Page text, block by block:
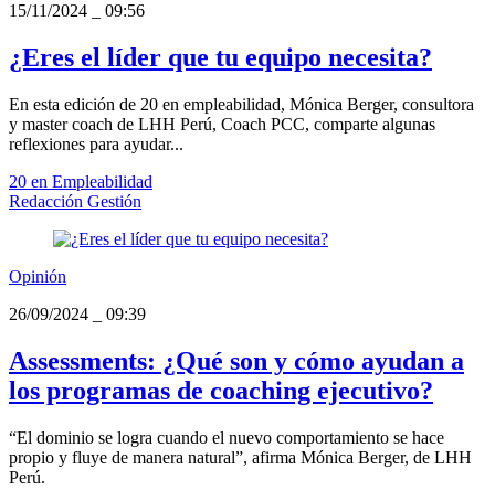
15/11/2024 09:56
¿Eres el líder que tu equipo necesita?
En esta edición de 20 en empleabilidad, Mónica Berger, consultora
y master coach de LHH Perú, Coach PCC, comparte algunas
reflexiones para ayudar...
20 en Empleabilidad
Redacción Gestión
Opinión
26/09/2024
09:39
Assessments: ¿Qué son y cómo ayudan a
los programas de coaching ejecutivo?
“El dominio se logra cuando el nuevo comportamiento se hace
propio y fluye de manera natural”, afirma Mónica Berger, de LHH
Perú.